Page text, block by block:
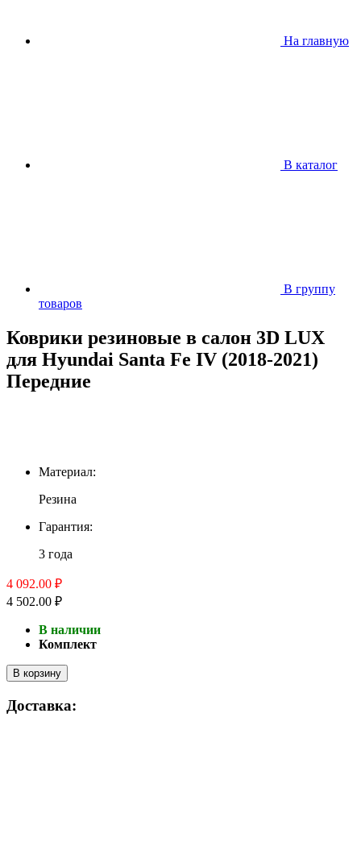
На главную
В каталог
В группу
товаров
Коврики резиновые в салон 3D LUX
для Hyundai Santa Fe IV (2018-2021)
Передние
Материал:
Резина
Гарантия:
3 года
4 092.00 ₽
4 502.00 ₽
В наличии
Комплект
В корзину
Доставка: